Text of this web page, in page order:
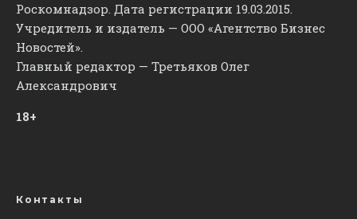
Роскомнадзор. Дата регистрации 19.03.2015.
Учредитель и издатель — ООО «Агентство Бизнес
Новостей».
Главный редактор — Третьяков Олег
Александрович
18+
Контакты